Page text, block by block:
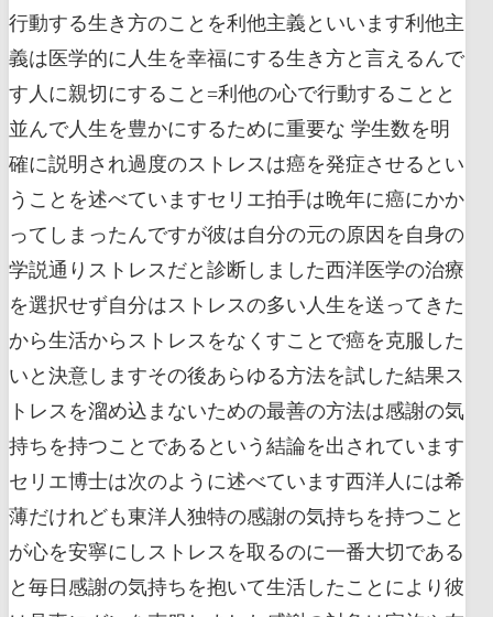
行動する生き方のことを利他主義といいます利他主
義は医学的に人生を幸福にする生き方と言えるんで
す人に親切にすること=利他の心で行動することと
並んで人生を豊かにするために重要な 学生数を明
確に説明され過度のストレスは癌を発症させるとい
うことを述べていますセリエ拍手は晩年に癌にかか
ってしまったんですが彼は自分の元の原因を自身の
学説通りストレスだと診断しました西洋医学の治療
を選択せず自分はストレスの多い人生を送ってきた
から生活からストレスをなくすことで癌を克服した
いと決意しますその後あらゆる方法を試した結果ス
トレスを溜め込まないための最善の方法は感謝の気
持ちを持つことであるという結論を出されています
セリエ博士は次のように述べています西洋人には希
薄だけれども東洋人独特の感謝の気持ちを持つこと
が心を安寧にしストレスを取るのに一番大切である
と毎日感謝の気持ちを抱いて生活したことにより彼